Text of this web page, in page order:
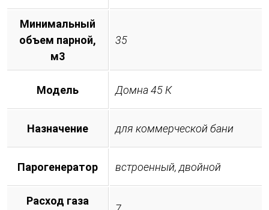
Минимальный
объем парной,
м3
35
Модель Домна 45 К
Назначение для коммерческой бани
Парогенератор встроенный, двойной
Расход газа